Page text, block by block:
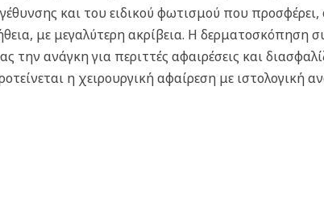
και του ειδικού φωτισμού που προσφέρει,
με μεγαλύτερη ακρίβεια. Η δερματοσκόπηση
την ανάγκη για περιττές αφαιρέσεις και
η χειρουργική αφαίρεση με ιστολογική